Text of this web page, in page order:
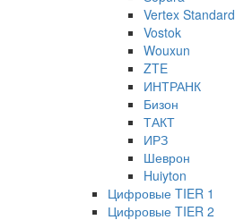
Vertex Standard
Vostok
Wouxun
ZTE
ИНТРАНК
Бизон
ТАКТ
ИРЗ
Шеврон
Huiyton
Цифровые TIER 1
Цифровые TIER 2